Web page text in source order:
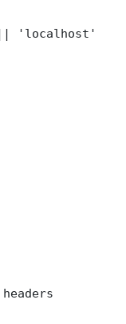
|| 'localhost'